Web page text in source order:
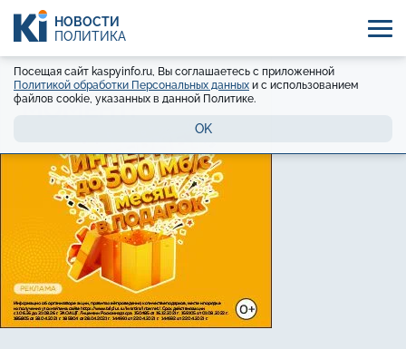
НОВОСТИ
ПОЛИТИКА
Посещая сайт kaspyinfo.ru, Вы соглашаетесь с приложенной
Политикой обработки Персональных данных и с использованием
файлов cookie, указанных в данной Политике.
OK